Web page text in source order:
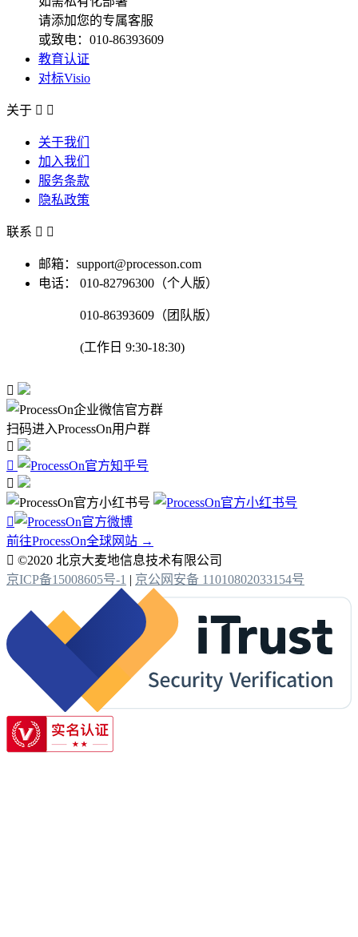
请添加您的专属客服
或致电：010-86393609
教育认证
对标Visio
关于  
关于我们
加入我们
服务条款
隐私政策
联系  
邮箱：support@processon.com
电话：
010-82796300（个人版）
010-86393609（团队版）
(工作日 9:30-18:30)

扫码进入ProcessOn用户群




前往ProcessOn全球网站 →
 ©2020 北京大麦地信息技术有限公司
京ICP备15008605号-1 | 京公网安备 11010802033154号